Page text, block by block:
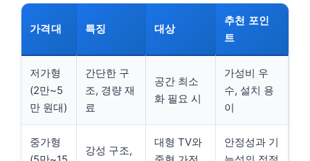
가격대 특징 대상
추천 포인
트
저가형
(2만~5
만 원대)
간단한 구
조, 경량 재
료
공간 최소
화 필요 시
가성비 우
수, 설치 용
이
중가형
강성 구조,
대형 TV와
안정성과 기